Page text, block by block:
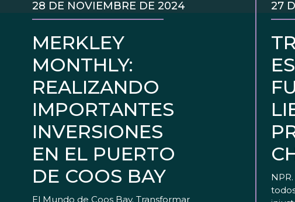
MERKLEY
MONTHLY:
REALIZANDO
IMPORTANTES
INVERSIONES
EN EL PUERTO
DE COOS BAY
28 DE NOVIEMBRE DE 2024
El Mundo de Coos Bay. Transformar
27